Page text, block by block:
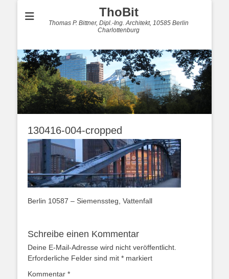
ThoBit
Thomas P. Bittner, Dipl.-Ing. Architekt, 10585 Berlin
Charlottenburg
130416-004-cropped
Berlin 10587 – Siemenssteg, Vattenfall
Schreibe einen Kommentar
Deine E-Mail-Adresse wird nicht veröffentlicht.
Erforderliche Felder sind mit * markiert
Kommentar *